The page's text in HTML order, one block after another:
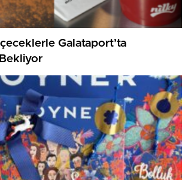
Galataport’ta